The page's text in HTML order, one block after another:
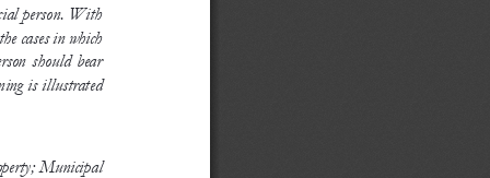
person. With
cases in which
should bear
is
illustrated
Municipal